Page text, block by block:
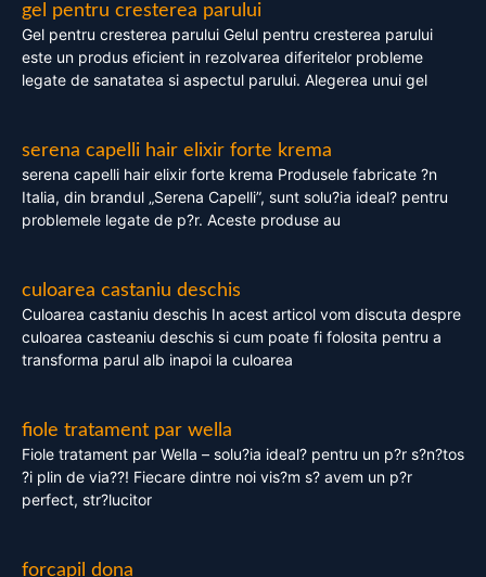
gel pentru cresterea parului
Gel pentru cresterea parului Gelul pentru cresterea parului
este un produs eficient in rezolvarea diferitelor probleme
legate de sanatatea si aspectul parului. Alegerea unui gel
serena capelli hair elixir forte krema
serena capelli hair elixir forte krema Produsele fabricate ?n
Italia, din brandul „Serena Capelli”, sunt solu?ia ideal? pentru
problemele legate de p?r. Aceste produse au
culoarea castaniu deschis
Culoarea castaniu deschis In acest articol vom discuta despre
culoarea casteaniu deschis si cum poate fi folosita pentru a
transforma parul alb inapoi la culoarea
fiole tratament par wella
Fiole tratament par Wella – solu?ia ideal? pentru un p?r s?n?tos
?i plin de via??! Fiecare dintre noi vis?m s? avem un p?r
perfect, str?lucitor
forcapil dona